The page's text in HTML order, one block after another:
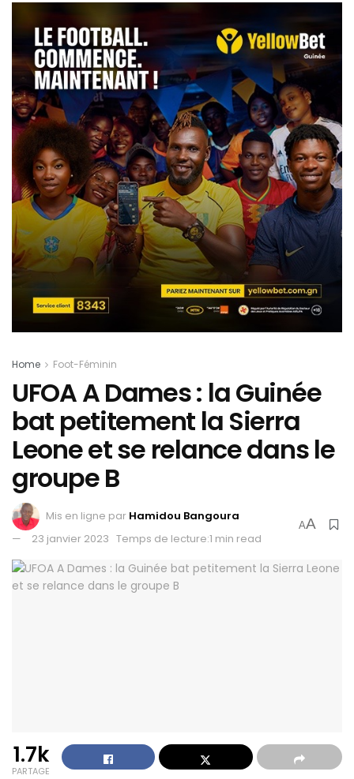
Home Foot-Féminin
UFOA A Dames : la Guinée
bat petitement la Sierra
Leone et se relance dans le
groupe B
Mis en ligne par Hamidou Bangoura
23 janvier 2023 Temps de lecture:1 min read
AA
1.7k
PARTAGE